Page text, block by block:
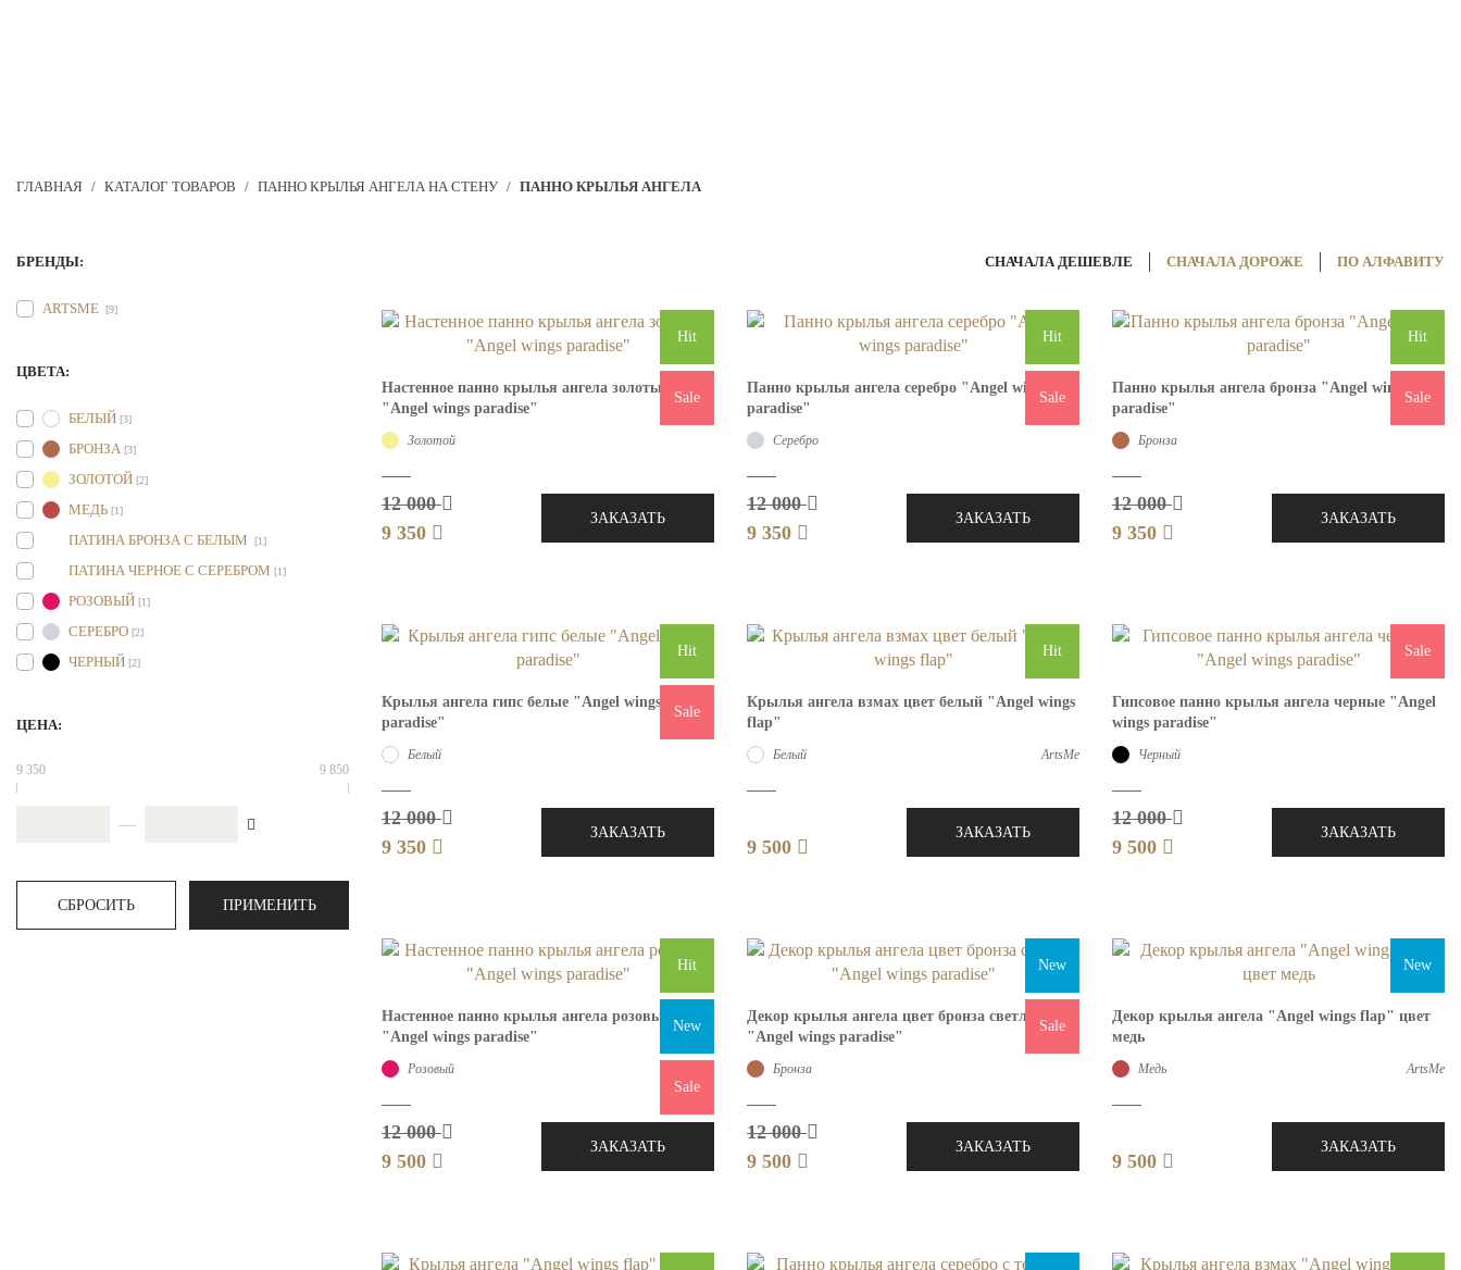
КАТАЛОГ ПРОДУКЦИИ
ГЛАВНАЯ / КАТАЛОГ ТОВАРОВ / ПАННО КРЫЛЬЯ АНГЕЛА НА СТЕНУ / ПАННО КРЫЛЬЯ АНГЕЛА
БРЕНДЫ:
ARTSME [9]
ЦВЕТА:
БЕЛЫЙ [3]
БРОНЗА [3]
ЗОЛОТОЙ [2]
МЕДЬ [1]
ПАТИНА БРОНЗА С БЕЛЫМ [1]
ПАТИНА ЧЕРНОЕ С СЕРЕБРОМ [1]
РОЗОВЫЙ [1]
СЕРЕБРО [2]
ЧЕРНЫЙ [2]
ЦЕНА:
9 350 9 850
—
СБРОСИТЬ ПРИМЕНИТЬ
СНАЧАЛА ДЕШЕВЛЕ СНАЧАЛА ДОРОЖЕ ПО АЛФАВИТУ
Hit
Sale
Настенное панно крылья ангела золотые
"Angel wings paradise"
Золотой
12 000
9 350
ЗАКАЗАТЬ
Hit
Sale
Панно крылья ангела серебро "Angel wings
paradise"
Серебро
12 000
9 350
ЗАКАЗАТЬ
Hit
Sale
Панно крылья ангела бронза "Angel wings
paradise"
Бронза
12 000
9 350
ЗАКАЗАТЬ
Hit
Sale
Крылья ангела гипс белые "Angel wings
paradise"
Белый
12 000
9 350
ЗАКАЗАТЬ
Hit
Крылья ангела взмах цвет белый "Angel wings
flap"
Белый ArtsMe
9 500
ЗАКАЗАТЬ
Sale
Гипсовое панно крылья ангела черные "Angel
wings paradise"
Черный
12 000
9 500
ЗАКАЗАТЬ
Hit
New
Sale
Настенное панно крылья ангела розовые
"Angel wings paradise"
Розовый
12 000
9 500
ЗАКАЗАТЬ
New
Sale
Декор крылья ангела цвет бронза светлая
"Angel wings paradise"
Бронза
12 000
9 500
ЗАКАЗАТЬ
New
Декор крылья ангела "Angel wings flap" цвет
медь
Медь ArtsMe
9 500
ЗАКАЗАТЬ